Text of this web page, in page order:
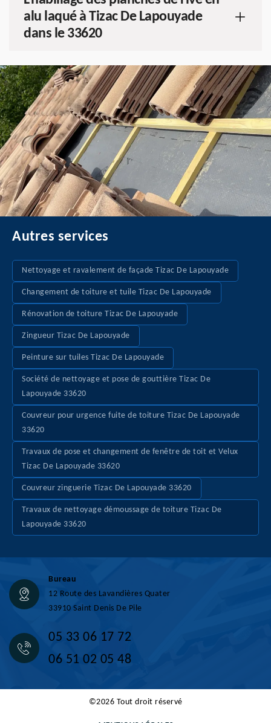
alu laqué à Tizac De Lapouyade
dans le 33620
Autres services
Nettoyage et ravalement de façade Tizac De Lapouyade
Changement de toiture et tuile Tizac De Lapouyade
Rénovation de toiture Tizac De Lapouyade
Zingueur Tizac De Lapouyade
Peinture sur tuiles Tizac De Lapouyade
Société de nettoyage et pose de gouttière Tizac De
Lapouyade 33620
Couvreur pour urgence fuite de toiture Tizac De Lapouyade
33620
Travaux de pose et changement de fenêtre de toit et Velux
Tizac De Lapouyade 33620
Couvreur zinguerie Tizac De Lapouyade 33620
Travaux de nettoyage démoussage de toiture Tizac De
Lapouyade 33620
Bureau
12 Route des Lavandières Quater
33910 Saint Denis De Pile
05 33 06 17 72
06 51 02 05 48
©2026 Tout droit réservé